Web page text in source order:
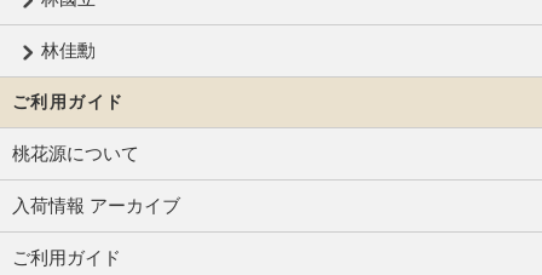
林佳勳
ご利用ガイド
桃花源について
入荷情報 アーカイブ
ご利用ガイド